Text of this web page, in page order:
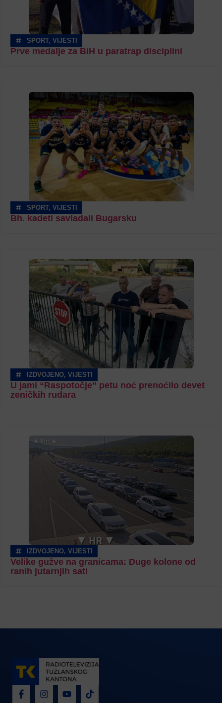
SPORT, VIJESTI
Prve medalje za BiH u paratrap disciplini
SPORT, VIJESTI
Bh. kadeti savladali Bugarsku
IZDVOJENO, VIJESTI
U jami “Raspotočje” petu noć prenoćilo devet
zeničkih rudara
IZDVOJENO, VIJESTI
Velike gužve na granicama: Duge kolone od
ranih jutarnjih sati